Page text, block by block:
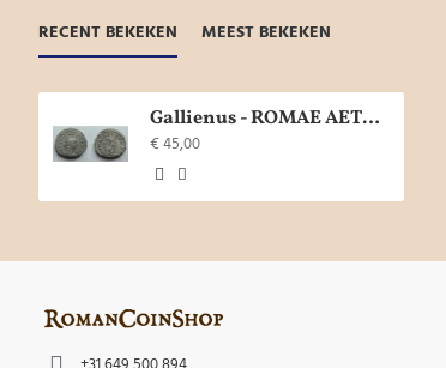
RECENT BEKEKEN MEEST BEKEKEN
Gallienus - ROMAE AETERNAE verzilverd! (JUN2035)
€ 45,00